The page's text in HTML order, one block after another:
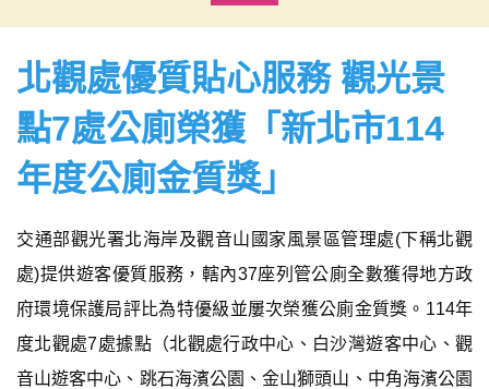
北觀處優質貼心服務 觀光景
點7處公廁榮獲「新北市114
年度公廁金質獎」
交通部觀光署北海岸及觀音山國家風景區管理處(下稱北觀
處)提供遊客優質服務，轄內37座列管公廁全數獲得地方政
府環境保護局評比為特優級並屢次榮獲公廁金質獎。114年
度北觀處7處據點（北觀處行政中心、白沙灣遊客中心、觀
音山遊客中心、跳石海濱公園、金山獅頭山、中角海濱公園